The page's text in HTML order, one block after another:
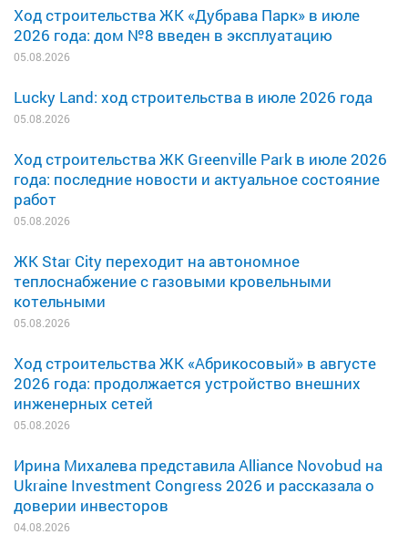
Ход строительства ЖК «Дубрава Парк» в июле
2026 года: дом №8 введен в эксплуатацию
05.08.2026
Lucky Land: ход строительства в июле 2026 года
05.08.2026
Ход строительства ЖК Greenville Park в июле 2026
года: последние новости и актуальное состояние
работ
05.08.2026
ЖК Star City переходит на автономное
теплоснабжение с газовыми кровельными
котельными
05.08.2026
Ход строительства ЖК «Абрикосовый» в августе
2026 года: продолжается устройство внешних
инженерных сетей
05.08.2026
Ирина Михалева представила Alliance Novobud на
Ukraine Investment Congress 2026 и рассказала о
доверии инвесторов
04.08.2026